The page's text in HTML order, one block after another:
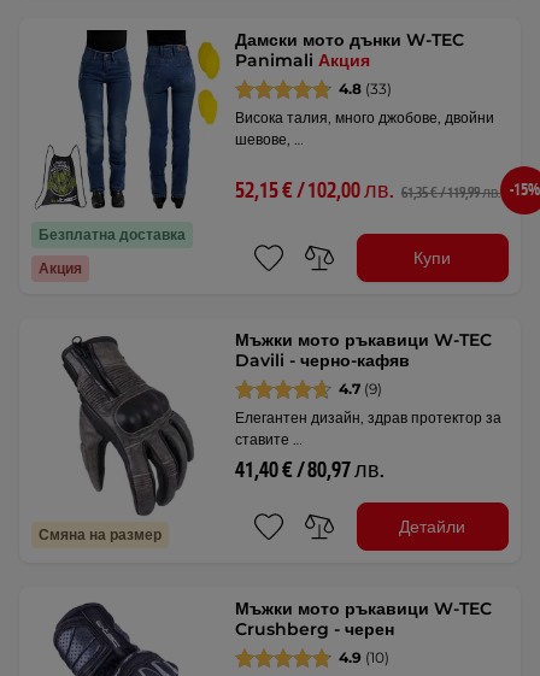
Безплатна доставка
Акция
Дамски мото дънки W-TEC
PanimaliАкция
4.8 (33)
Висока талия, много джобове, двойни
шевове, …
52,15 € / 102,00 лв. 61,35 € / 119,99 лв. -15%
Купи
Смяна на размер
Мъжки мото ръкавици W-TEC
Davili - черно-кафяв
4.7 (9)
Елегантен дизайн, здрав протектор за
ставите …
41,40 € / 80,97 лв.
Детайли
Мъжки мото ръкавици W-TEC
Crushberg - черен
4.9 (10)